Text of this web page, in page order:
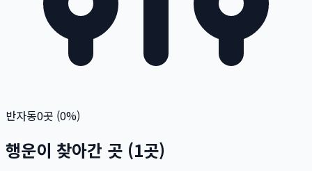
반자동0곳 (0%)
행운이 찾아간 곳 (1곳)